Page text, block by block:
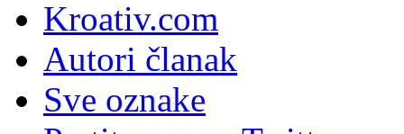
Kroativ.com
Autori članak
Sve oznake